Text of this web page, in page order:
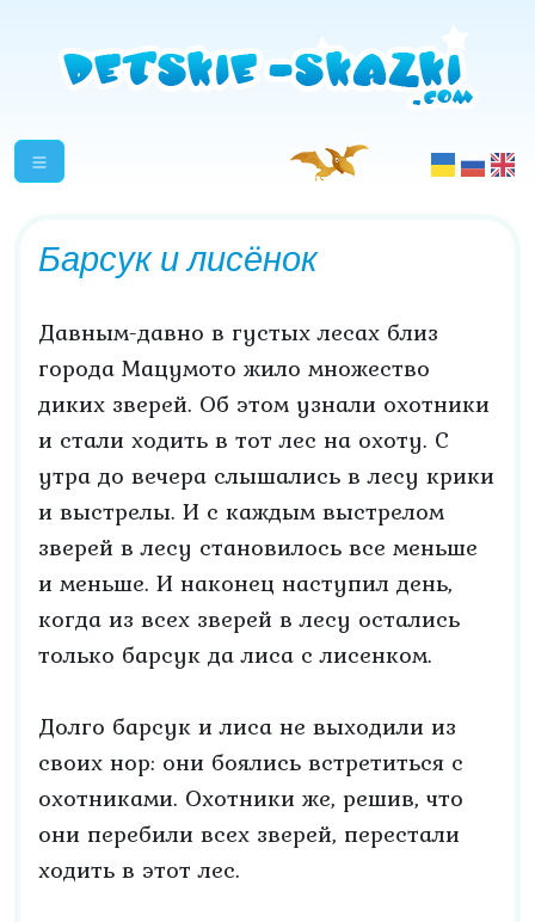
Барсук и лисёнок
Давным-давно в густых лесах близ
города Мацумото жило множество
диких зверей. Об этом узнали охотники
и стали ходить в тот лес на охоту. С
утра до вечера слышались в лесу крики
и выстрелы. И с каждым выстрелом
зверей в лесу становилось все меньше
и меньше. И наконец наступил день,
когда из всех зверей в лесу остались
только барсук да лиса с лисенком.
Долго барсук и лиса не выходили из
своих нор: они боялись встретиться с
охотниками. Охотники же, решив, что
они перебили всех зверей, перестали
ходить в этот лес.